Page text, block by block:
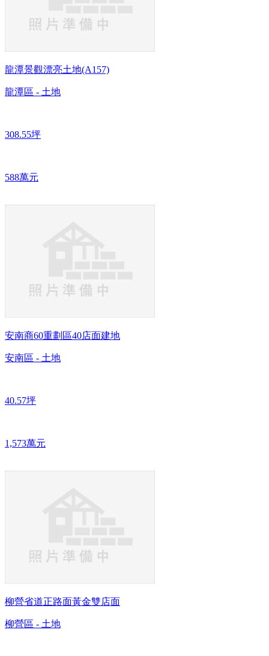
龍潭景觀漂亮土地(A157)
龍潭區 - 土地
308.55坪
588萬元
安南商60重劃區40店面建地
安南區 - 土地
40.57坪
1,573萬元
柳營省道正路面黃金雙店面
柳營區 - 土地